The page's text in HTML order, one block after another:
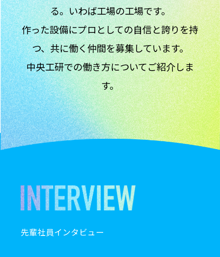
る。いわば工場の工場です。
作った設備にプロとしての自信と誇りを持
つ、共に働く仲間を募集しています。
中央工研での働き方についてご紹介しま
す。
先輩社員インタビュー